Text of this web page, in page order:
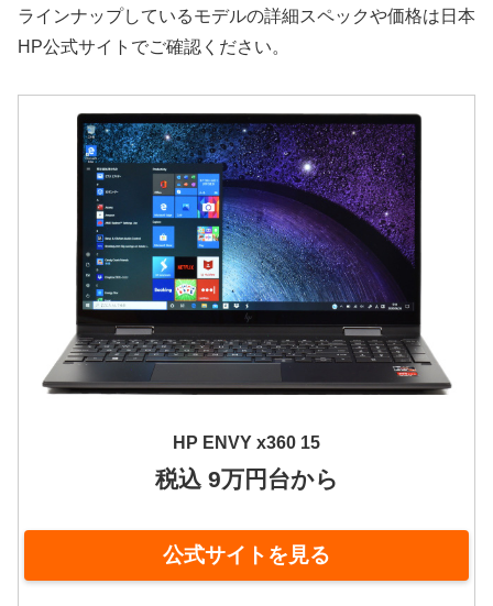
ラインナップしているモデルの詳細スペックや価格は日本
HP公式サイトでご確認ください。
HP ENVY x360 15
税込 9万円台から
公式サイトを見る